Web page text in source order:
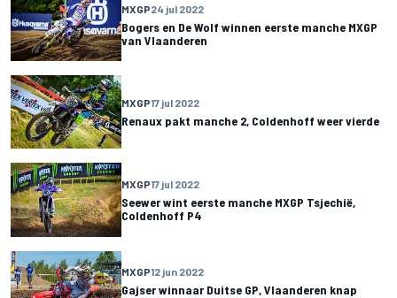
MXGP24 jul 2022
Bogers en De Wolf winnen eerste manche MXGP
van Vlaanderen
MXGP17 jul 2022
Renaux pakt manche 2, Coldenhoff weer vierde
MXGP17 jul 2022
Seewer wint eerste manche MXGP Tsjechië,
Coldenhoff P4
MXGP12 jun 2022
Gajser winnaar Duitse GP, Vlaanderen knap